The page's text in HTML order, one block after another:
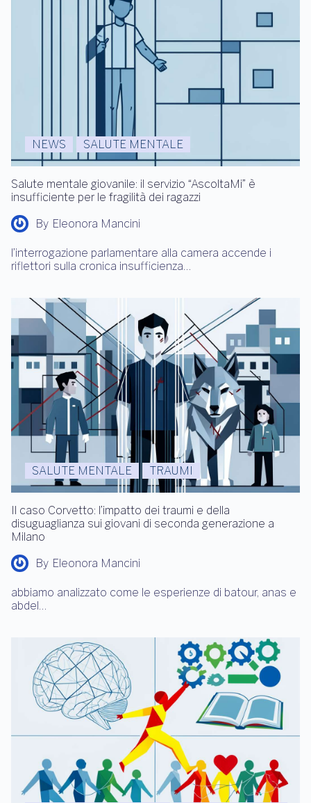
NEWS SALUTE MENTALE
Salute mentale giovanile: il servizio “AscoltaMi” è
insufficiente per le fragilità dei ragazzi
By Eleonora Mancini
l’interrogazione parlamentare alla camera accende i
riflettori sulla cronica insufficienza…
SALUTE MENTALE TRAUMI
Il caso Corvetto: l’impatto dei traumi e della
disuguaglianza sui giovani di seconda generazione a
Milano
By Eleonora Mancini
abbiamo analizzato come le esperienze di batour, anas e
abdel…